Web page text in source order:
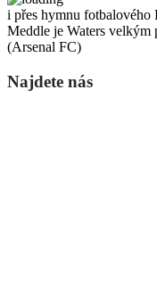
i přes hymnu fotbalového
Meddle je Waters velkým
(Arsenal FC)
Najdete nás